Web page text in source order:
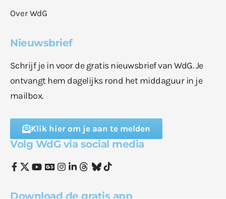
Over WdG
Nieuwsbrief
Schrijf je in voor de gratis nieuwsbrief van WdG. Je
ontvangt hem dagelijks rond het middaguur in je
mailbox.
Klik hier om je aan te melden
Volg WdG via social media
Download de gratis app